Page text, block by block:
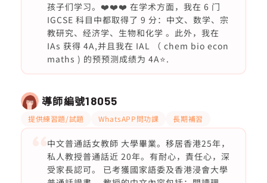
孩子们学习。❤️❤️❤️ 在学术方面，我在 6 门
IGCSE 科目中都取得了 9 分：中文、数学、宗
教研究、经济学、生物和化学 。此外，我在
IAs 获得 4A,并且我在 IAL （ chem bio econ
maths ) 的预预测成绩为 4A⭐️.
導師編號18055
提供練習題/試題 WhatsAPP問功課 長期補習
中文普通話女教師 大學畢業。移居香港25年，
私人教授普通話近 20年。有耐心，責任心，深
受家長認可。 已考獲國家語委及香港浸會大學